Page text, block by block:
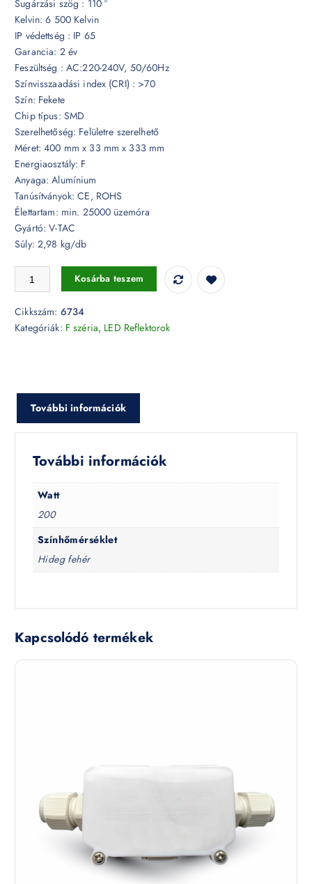
Sugárzási szög : 110 °
Kelvin: 6 500 Kelvin
IP védettség : IP 65
Garancia: 2 év
Feszültség : AC:220-240V, 50/60Hz
Színvisszaadási index (CRI) : >70
Szín: Fekete
Chip típus: SMD
Szerelhetőség: Felületre szerelhető
Méret: 400 mm x 33 mm x 333 mm
Energiaosztály: F
Anyaga: Alumínium
Tanúsítványok: CE, ROHS
Élettartam: min. 25000 üzemóra
Gyártó: V-TAC
Súly: 2,98 kg/db
200W fekete LED reflektor F széria 6500K IP65 - 6734 mennyiség
Kosárba teszem
Cikkszám: 6734
Kategóriák: F széria, LED Reflektorok
További információk
További információk
Watt
200
Színhőmérséklet
Hideg fehér
Kapcsolódó termékek